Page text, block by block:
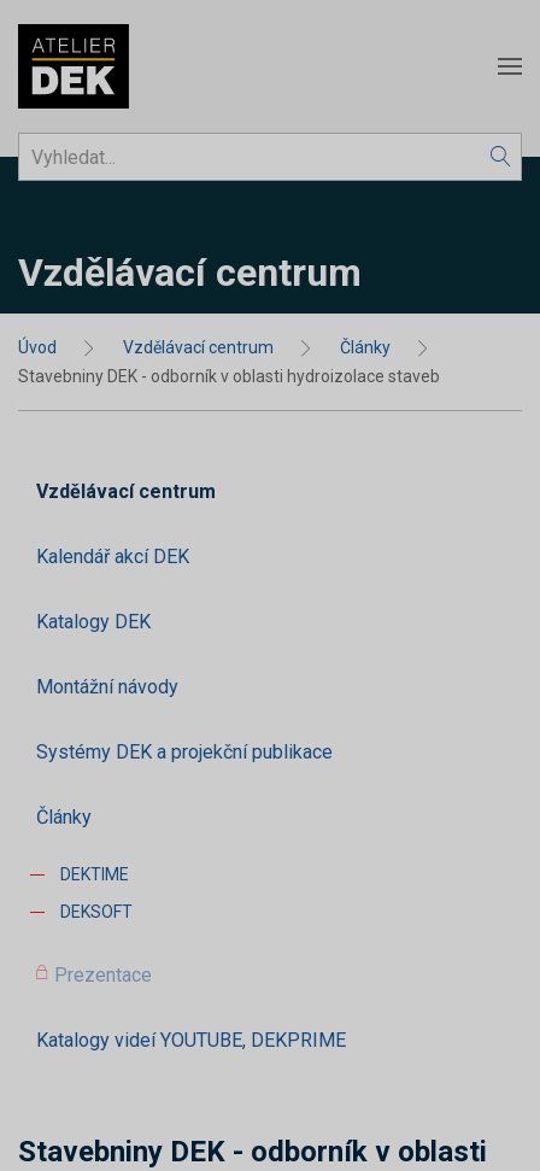
Vzdělávací centrum
Úvod Vzdělávací centrum
Články
Stavebniny DEK - odborník v oblasti hydroizolace staveb
Vzdělávací centrum
Kalendář akcí DEK
Katalogy DEK
Montážní návody
Systémy DEK a projekční publikace
Články
DEKTIME
DEKSOFT
Prezentace
Katalogy videí YOUTUBE, DEKPRIME
Stavebniny DEK - odborník v oblasti